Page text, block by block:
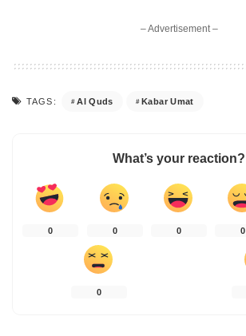
– Advertisement –
TAGS: Al Quds Kabar Umat
What’s your reaction?
0 0 0 0
0